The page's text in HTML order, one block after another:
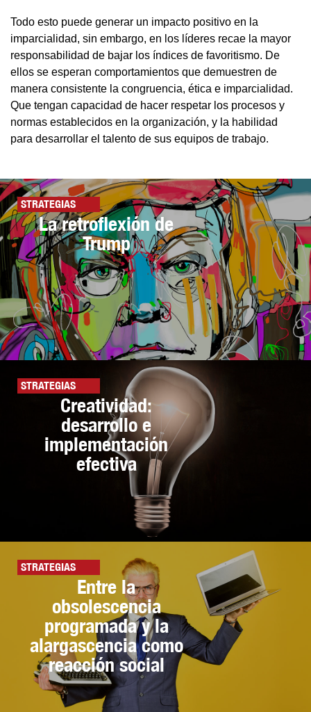
Todo esto puede generar un impacto positivo en la
imparcialidad, sin embargo, en los líderes recae la mayor
responsabilidad de bajar los índices de favoritismo. De
ellos se esperan comportamientos que demuestren de
manera consistente la congruencia, ética e imparcialidad.
Que tengan capacidad de hacer respetar los procesos y
normas establecidos en la organización, y la habilidad
para desarrollar el talento de sus equipos de trabajo.
STRATEGIAS
La retroflexión de
Trump
STRATEGIAS
Creatividad:
desarrollo e
implementación
efectiva
STRATEGIAS
Entre la
obsolescencia
programada y la
alargascencia como
reacción social